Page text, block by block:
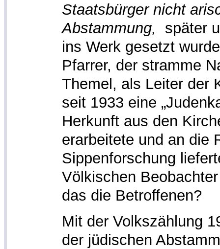
Staatsbürger nicht
Abstammung,
später
ins Werk gesetzt
Pfarrer, der stramme
Themel, als Leiter der
seit 1933 eine
Herkunft aus den
erarbeitete und an die
Sippenforschung
Völkischen
das die Betroffenen?
Mit der Volkszählung
der jüdischen